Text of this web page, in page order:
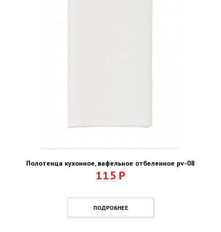
Полотенца кухонное, вафельное отбеленное pv-08
115 Р
ПОДРОБНЕЕ